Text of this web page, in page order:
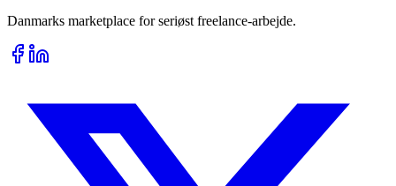
Danmarks marketplace for seriøst freelance-arbejde.